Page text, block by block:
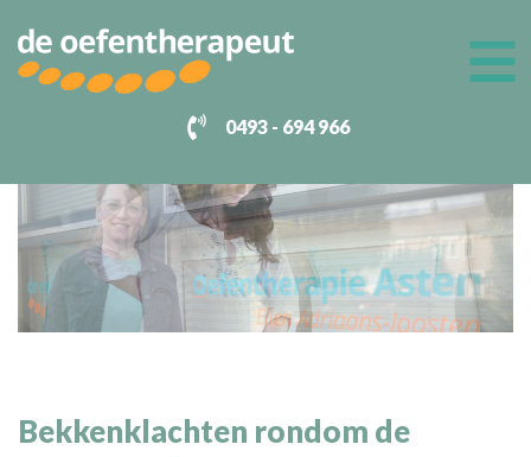
0493 - 694 966
Home
Tarieven
Behandelingen
Ademhaling
Hoofdpijn
Slaapproblemen/ insomnie
Over Ellen
Contact
Bekkenklachten rondom de